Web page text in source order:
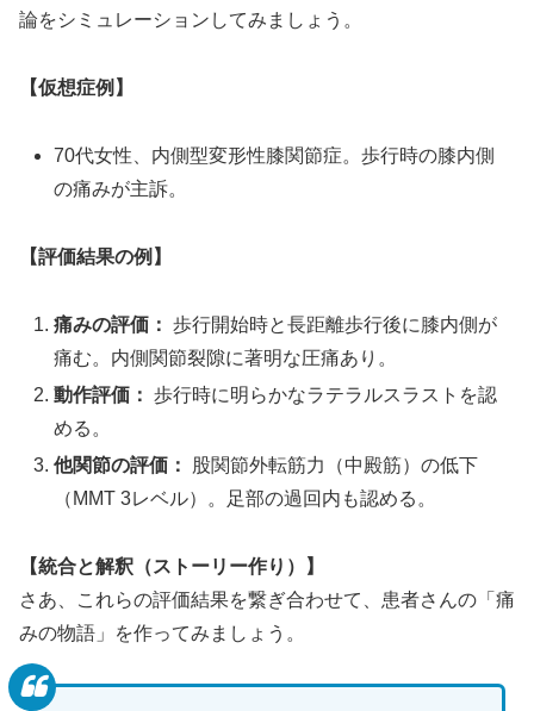
論をシミュレーションしてみましょう。
【仮想症例】
70代女性、内側型変形性膝関節症。歩行時の膝内側
の痛みが主訴。
【評価結果の例】
痛みの評価： 歩行開始時と長距離歩行後に膝内側が
痛む。内側関節裂隙に著明な圧痛あり。
動作評価： 歩行時に明らかなラテラルスラストを認
める。
他関節の評価：
股関節外転筋力（中殿筋）の低下
（MMT 3レベル）。足部の過回内も認める。
【統合と解釈（ストーリー作り）】
さあ、これらの評価結果を繋ぎ合わせて、患者さんの「痛
みの物語」を作ってみましょう。